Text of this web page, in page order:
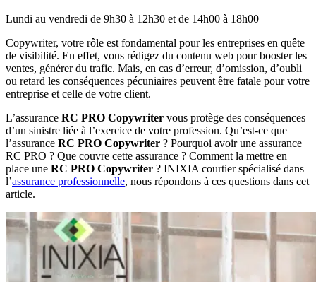
Lundi au vendredi de 9h30 à 12h30 et de 14h00 à 18h00
Copywriter, votre rôle est fondamental pour les entreprises en quête
de visibilité. En effet, vous rédigez du contenu web pour booster les
ventes, générer du trafic. Mais, en cas d’erreur, d’omission, d’oubli
ou retard les conséquences pécuniaires peuvent être fatale pour votre
entreprise et celle de votre client.
L’assurance RC PRO Copywriter vous protège des conséquences
d’un sinistre liée à l’exercice de votre profession. Qu’est-ce que
l’assurance RC PRO Copywriter ? Pourquoi avoir une assurance
RC PRO ? Que couvre cette assurance ? Comment la mettre en
place une RC PRO Copywriter ? INIXIA courtier spécialisé dans
l’assurance professionnelle, nous répondons à ces questions dans cet
article.